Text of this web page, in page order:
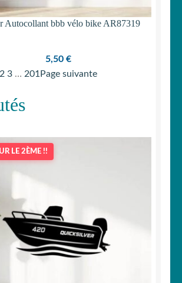
Autocollant bbb vélo bike AR87319
5,50 €
2 3 … 201 Page suivante
LE 2ÈME !!